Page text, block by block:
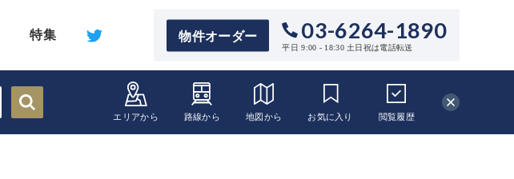
物件オーダー 03-6264-1890
平日 9:00 - 18:30 土日祝は電話転送
特集
エリアから 路線から 地図から お気に入り 閲覧履歴